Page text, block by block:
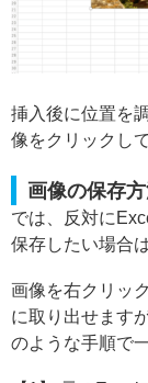
挿入後に位置を
像をクリックし
画像の保存
では、反対に
保存したい場合
画像を右クリッ
に取り出せます
のような手順で